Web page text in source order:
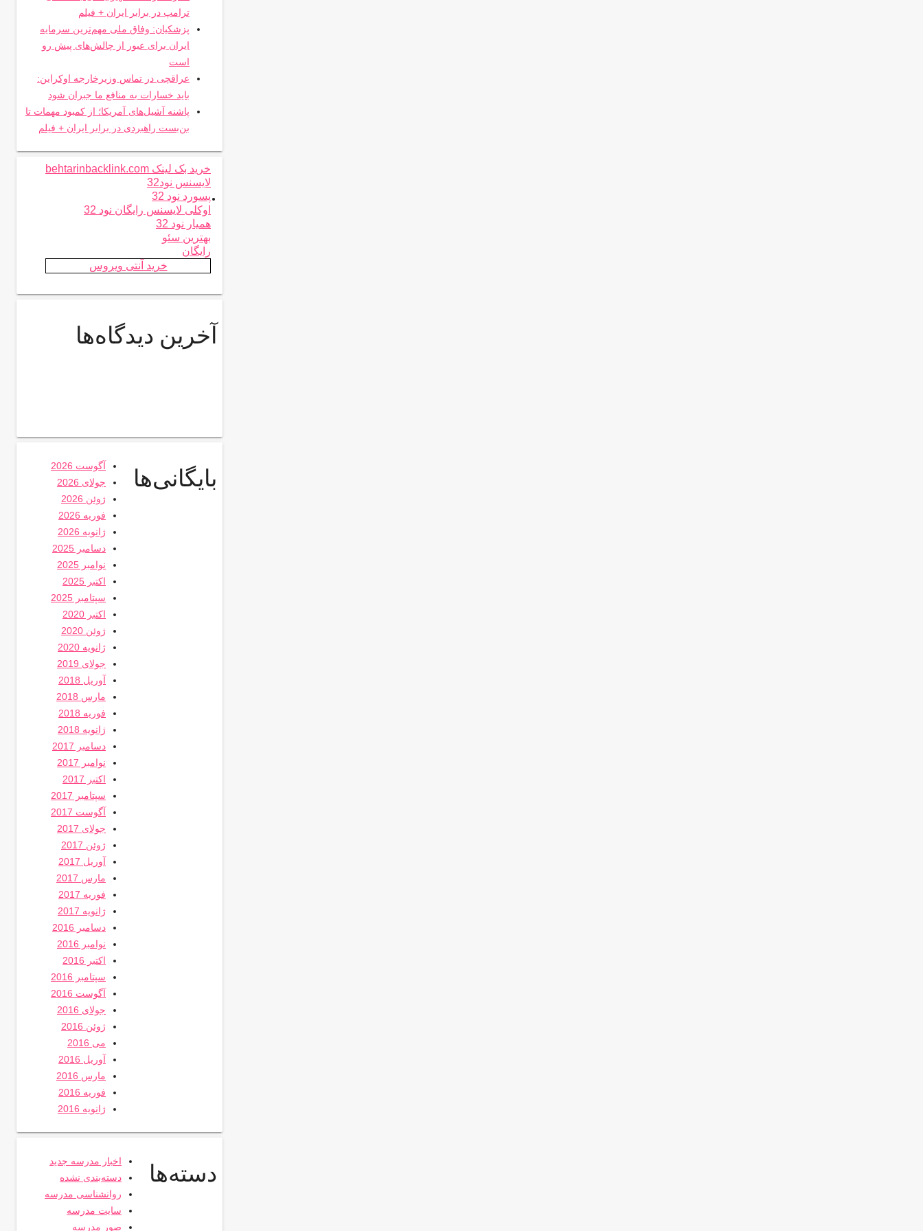
ترامپ در برابر ایران + فیلم
پزشکیان: وفاق ملی مهم‌ترین سرمایه
ایران برای عبور از چالش‌های پیش رو
است
عراقچی در تماس وزیرخارجه اوکراین:
باید خسارات به منافع ما جبران شود
پاشنه آشیل‌های آمریکا؛ از کمبود مهمات تا
بن‌بست راهبردی در برابر ایران + فیلم
.
خرید بک لینک behtarinbacklink.com
لایسنس نود32
پسورد نود 32
اوکلی لایسنس رایگان نود 32
همیار نود 32
بهترین سئو
رایگان
خرید آنتی ویروس
آخرین دیدگاه‌ها
بایگانی‌ها
آگوست 2026
جولای 2026
ژوئن 2026
فوریه 2026
ژانویه 2026
دسامبر 2025
نوامبر 2025
اکتبر 2025
سپتامبر 2025
اکتبر 2020
ژوئن 2020
ژانویه 2020
جولای 2019
آوریل 2018
مارس 2018
فوریه 2018
ژانویه 2018
دسامبر 2017
نوامبر 2017
اکتبر 2017
سپتامبر 2017
آگوست 2017
جولای 2017
ژوئن 2017
آوریل 2017
مارس 2017
فوریه 2017
ژانویه 2017
دسامبر 2016
نوامبر 2016
اکتبر 2016
سپتامبر 2016
آگوست 2016
جولای 2016
ژوئن 2016
می 2016
آوریل 2016
مارس 2016
فوریه 2016
ژانویه 2016
دسته‌ها
اخبار مدرسه جدید
دسته‌بندی نشده
روانشناسی مدرسه
سایت مدرسه
صور مدرسه